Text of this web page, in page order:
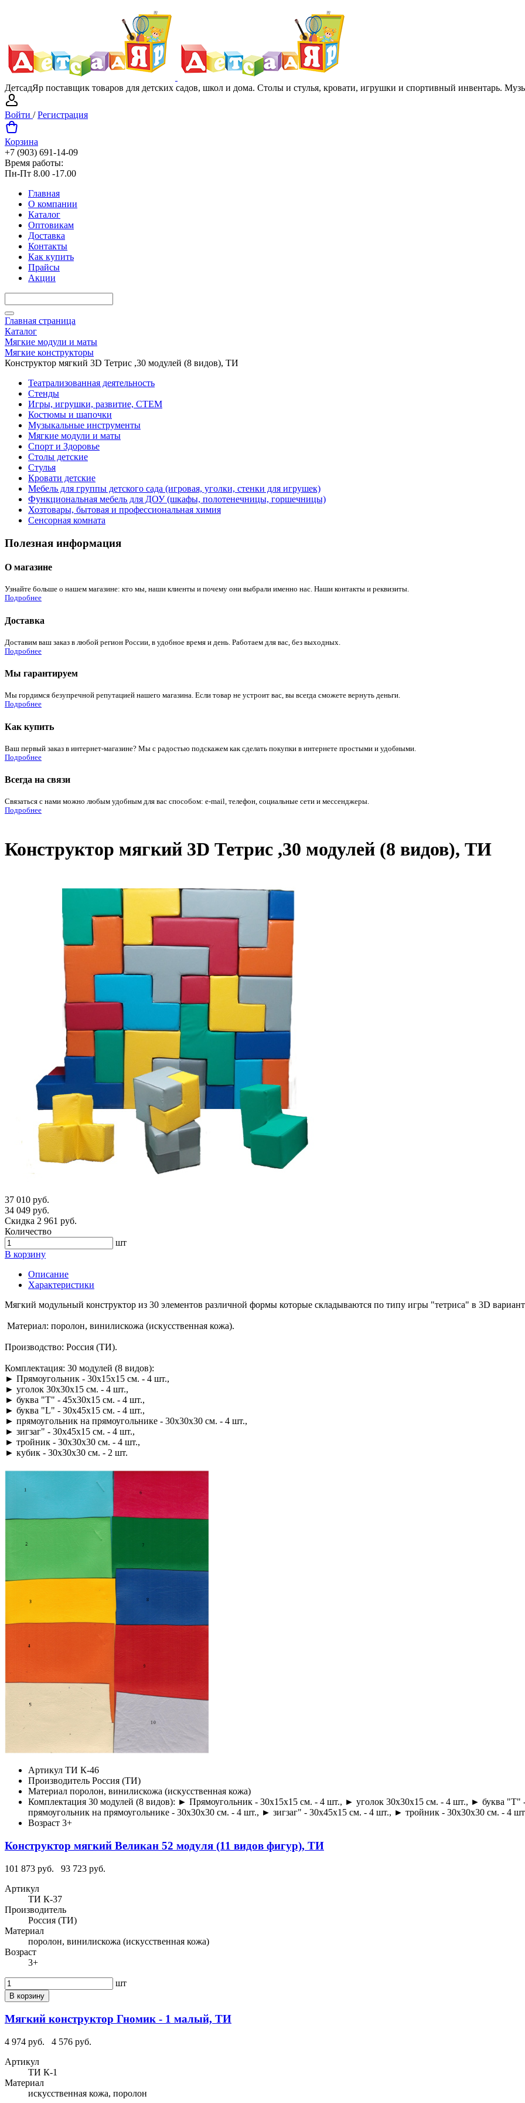
ДетсадЯр поставщик товаров для детских садов, школ и дома. Столы и стулья, кровати, игрушки и спортивный инвентарь.
Войти /Регистрация
Корзина
+7 (903) 691-14-09
Время работы:
Пн-Пт 8.00 -17.00
Главная
О компании
Каталог
Оптовикам
Доставка
Контакты
Как купить
Прайсы
Акции
Главная страница
Каталог
Мягкие модули и маты
Мягкие конструкторы
Конструктор мягкий 3D Тетрис ,30 модулей (8 видов), ТИ
Театрализованная деятельность
Стенды
Игры, игрушки, развитие, СТЕМ
Костюмы и шапочки
Музыкальные инструменты
Мягкие модули и маты
Спорт и Здоровье
Столы детские
Стулья
Кровати детские
Мебель для группы детского сада (игровая, уголки, стенки для игрушек)
Функциональная мебель для ДОУ (шкафы, полотенечницы, горшечницы)
Хозтовары, бытовая и профессиональная химия
Сенсорная комната
Полезная информация
О магазине
Узнайте больше о нашем магазине: кто мы, наши клиенты и почему они выбрали именно нас. Наши контакты и реквизиты.
Подробнее
Доставка
Доставим ваш заказ в любой регион России, в удобное время и день. Работаем для вас, без выходных.
Подробнее
Мы гарантируем
Мы гордимся безупречной репутацией нашего магазина. Если товар не устроит вас, вы всегда сможете вернуть деньги.
Подробнее
Как купить
Ваш первый заказ в интернет-магазине? Мы с радостью подскажем как сделать покупки в интернете простыми и удобными.
Подробнее
Всегда на связи
Связаться с нами можно любым удобным для вас способом: e-mail, телефон, социальные сети и мессенджеры.
Подробнее
Конструктор мягкий 3D Тетрис ,30 модулей (8 видов), ТИ
37 010 руб.
34 049 руб.
Скидка 2 961 руб.
Количество
шт
В корзину
Описание
Характеристики
Мягкий модульный конструктор из 30 элементов различной формы которые складываются по типу игры "тетриса" в 3D
Материал: поролон, винилискожа (искусственная кожа).
Производство: Россия (ТИ).
Комплектация: 30 модулей (8 видов):
► Прямоугольник - 30х15х15 см. - 4 шт.,
► уголок 30х30х15 см. - 4 шт.,
► буква "Т" - 45х30х15 см. - 4 шт.,
► буква "L" - 30х45х15 см. - 4 шт.,
► прямоугольник на прямоугольнике - 30х30х30 см. - 4 шт.,
► зигзаг" - 30х45х15 см. - 4 шт.,
► тройник - 30х30х30 см. - 4 шт.,
► кубик - 30х30х30 см. - 2 шт.
Артикул ТИ К-46
Производитель Россия (ТИ)
Материал поролон, винилискожа (искусственная кожа)
Комплектация 30 модулей (8 видов): ► Прямоугольник - 30х15х15 см. - 4 шт., ► уголок 30х30х15 см. - 4 шт., ► буква
прямоугольник на прямоугольнике - 30х30х30 см. - 4 шт., ► зигзаг" - 30х45х15 см. - 4 шт., ► тройник - 30х30х30 см. - 4
Возраст 3+
Конструктор мягкий Великан 52 модуля (11 видов фигур), ТИ
101 873 руб.
93 723 руб.
Артикул
ТИ К-37
Производитель
Россия (ТИ)
Материал
поролон, винилискожа (искусственная кожа)
Возраст
3+
шт
В корзину
Мягкий конструктор Гномик - 1 малый, ТИ
4 974 руб.
4 576 руб.
Артикул
ТИ К-1
Материал
искусственная кожа, поролон